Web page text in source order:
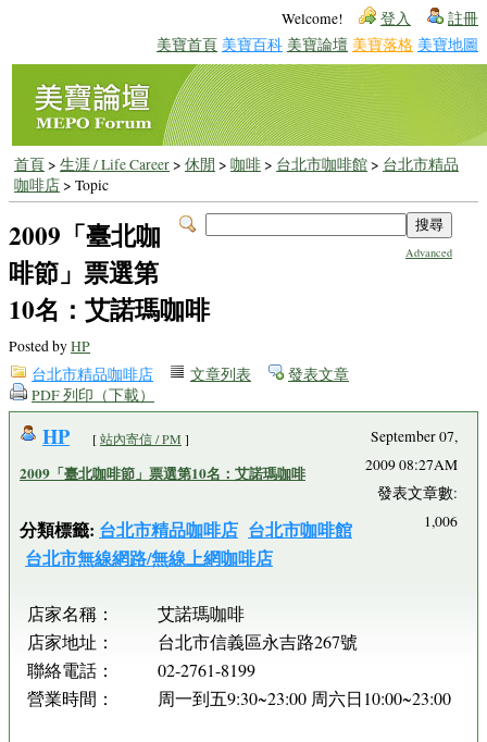
Welcome! 登入 註冊
美寶首頁 美寶百科 美寶論壇 美寶落格 美寶地圖
首頁> 生涯 / Life Career> 休閒 > 咖啡> 台北市咖啡館> 台北市精品
咖啡店> Topic
Advanced
2009「臺北咖
啡節」票選第
10名：艾諾瑪咖啡
Posted byHP
台北市精品咖啡店
文章列表
發表文章
PDF 列印（下載）
HP [站內寄信 / PM ]
2009「臺北咖啡節」票選第10名：艾諾瑪咖啡
分類標籤: 台北市精品咖啡店 台北市咖啡館
台北市無線網路/無線上網咖啡店
September 07,
2009 08:27AM
發表文章數:
1,006
店家名稱： 艾諾瑪咖啡
店家地址： 台北市信義區永吉路267號
聯絡電話： 02-2761-8199
營業時間： 周一到五9:30~23:00 周六日10:00~23:00